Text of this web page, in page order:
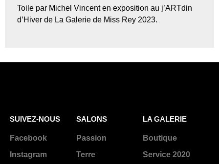
Toile par Michel Vincent en exposition au j’ARTdin
d’Hiver de La Galerie de Miss Rey 2023.
SUIVEZ-NOUS
Facebook
Instagram
SALONS
Passion
Terre
LA GALERIE
Boutique
Service 2020